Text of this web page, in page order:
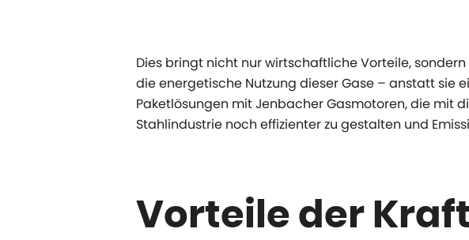
Dies bringt nicht nur wirtschaftliche Vorteile,
die energetische Nutzung dieser Gase – anstatt sie
Paketlösungen mit Jenbacher Gasmotoren, die mit
Stahlindustrie noch effizienter zu gestalten und
Vorteile der